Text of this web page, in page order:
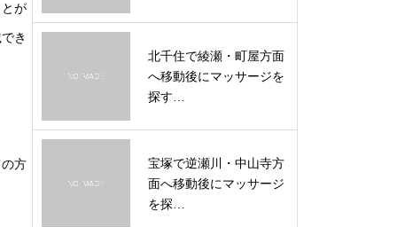
が
き
方
北千住で綾瀬・町屋方面
へ移動後にマッサージを
探す…
宝塚で逆瀬川・中山寺方
面へ移動後にマッサージ
を探…